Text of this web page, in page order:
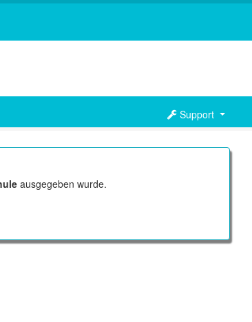
Support
ausgegeben wurde.